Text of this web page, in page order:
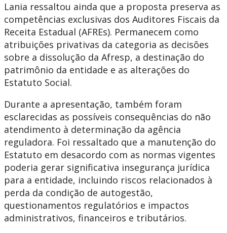
Lania ressaltou ainda que a proposta preserva as
competências exclusivas dos Auditores Fiscais da
Receita Estadual (AFREs). Permanecem como
atribuições privativas da categoria as decisões
sobre a dissolução da Afresp, a destinação do
patrimônio da entidade e as alterações do
Estatuto Social.
Durante a apresentação, também foram
esclarecidas as possíveis consequências do não
atendimento à determinação da agência
reguladora. Foi ressaltado que a manutenção do
Estatuto em desacordo com as normas vigentes
poderia gerar significativa insegurança jurídica
para a entidade, incluindo riscos relacionados à
perda da condição de autogestão,
questionamentos regulatórios e impactos
administrativos, financeiros e tributários.